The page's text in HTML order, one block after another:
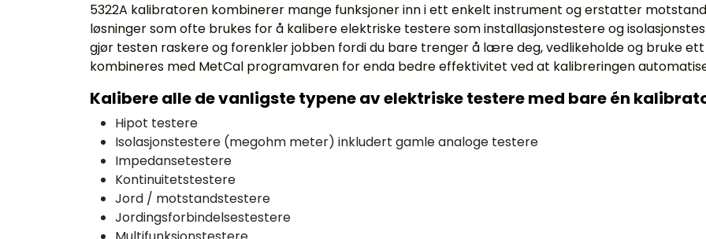
5322A kalibratoren kombinerer mange funksjoner inn i ett enkelt instrument og erstatter
løsninger som ofte brukes for å kalibere elektriske testere som installasjonstestere og
gjør testen raskere og forenkler jobben fordi du bare trenger å lære deg, vedlikeholde og bruke
kombineres med MetCal programvaren for enda bedre effektivitet ved at kalibreringen
Kalibere alle de vanligste typene av elektriske testere med bare én
Hipot testere
Isolasjonstestere (megohm meter) inkludert gamle analoge testere
Impedansetestere
Kontinuitetstestere
Jord / motstandstestere
Jordingsforbindelsestestere